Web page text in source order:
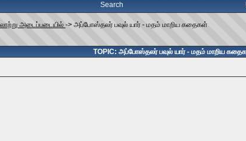
Search
அடைப்படையில் -> அப்போஸ்தலர் பவுல் யார் - மதம் மாறிய கதைகள்
TOPIC: அப்போஸ்தலர் பவுல் யார் - மதம் மாறிய